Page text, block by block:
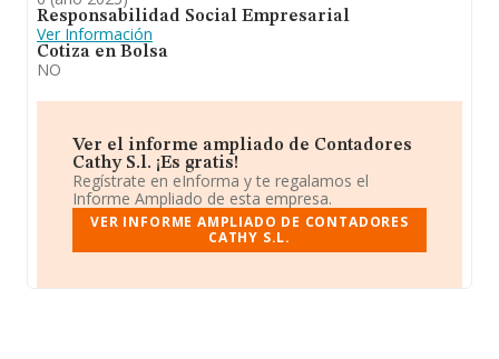
Responsabilidad Social Empresarial
Ver Información
Cotiza en Bolsa
NO
Ver el informe ampliado de Contadores
Cathy S.l. ¡Es gratis!
Regístrate en eInforma y te regalamos el
Informe Ampliado de esta empresa.
VER INFORME AMPLIADO DE CONTADORES
CATHY S.L.